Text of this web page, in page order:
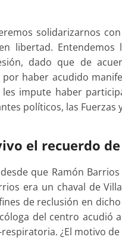
solidarizarnos
libertad.
dado que de
haber acudido
impute haber
políticos, las Fuerzas
el recuerdo
que Ramón
era un chaval de
de reclusión en
del centro acudió
¿El motivo